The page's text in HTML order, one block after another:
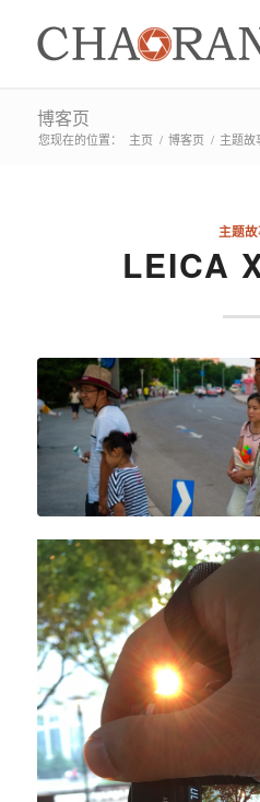
博客页
您现在的位置： 主页 / 博客页 / 主题故
主题
LEICA